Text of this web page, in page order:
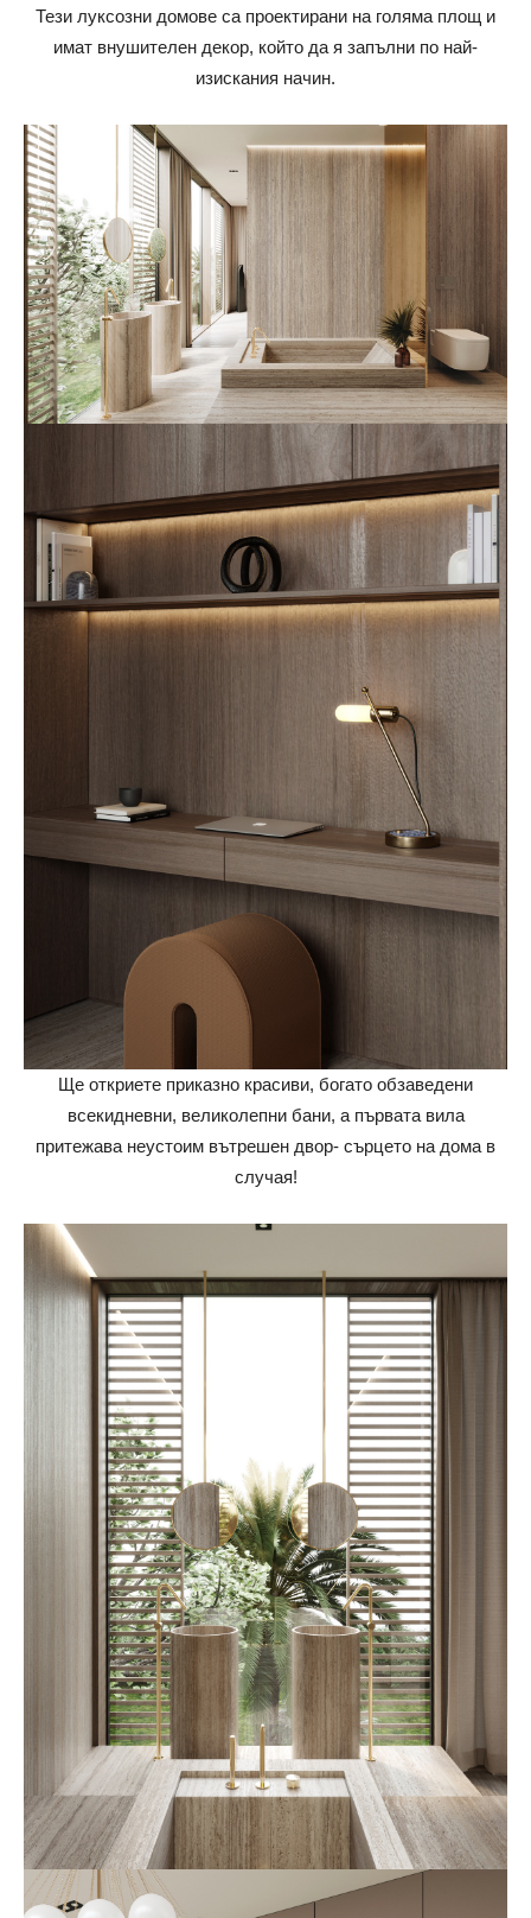
Тези луксозни домове са проектирани на голяма площ и
имат внушителен декор, който да я запълни по най-
изискания начин.
Ще откриете приказно красиви, богато обзаведени
всекидневни, великолепни бани, а първата вила
притежава неустоим вътрешен двор- сърцето на дома в
случая!